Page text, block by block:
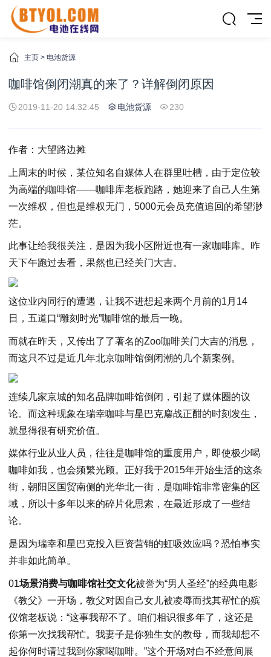
主页 > 电池货源
咖啡馆倒闭潮真的来了？详解倒闭原因
2019-11-20 14:32:45 电池货源 230
作者：大望路边摊
上周末的时候，某位知名自媒体人在群里吐槽，由于定位较
为高端的咖啡馆——咖啡库老板跑路，她迎来了自己人生第
一次维权，但也是维权无门，5000元会员充值追回的希望渺
茫。
此事让给我很关注，是因为我小区附近也有一家咖啡库。昨
天下午跑过去看，果然也已经关门大吉。
这位业内同行的遭遇，让我不进想起来两个月前的1月14
日，五道口“雕刻时光”咖啡馆的最后一晚。
而就在昨天，又传出了了著名的Zoo咖啡关门大吉的消息，
而这只不过是近几年北京咖啡馆倒闭潮的几个新案例。
连续几家京城的知名品牌咖啡馆倒闭，引起了媒体圈的议
论。而这种现象在瑞幸咖啡与星巴克鏖战正酣的时刻发生，
就显得很有研究价值。
媒体行业从业人员，往往是咖啡馆的重度用户，即使极少喝
咖啡如我，也会频繁光顾。正好我于2015年开始生活的这条
街，朝阳区国贸南侧的光华北一街，是咖啡馆非常密集的区
域，所以十多年以来的碎片化思索，在最近形成了一些结
论。
是因为瑞幸和星巴克投入巨资营销的虹吸效应吗？恐怕事实
并非如此简单。
01场景消费与咖啡馆社交文化被誉为“男人圣经”的经典电影
《教父》一开场，教父对因自己女儿被凌辱而找其帮忙的殡
仪馆老板说：“这事我帮不了。咱们相识很多年了，这还是
你第一次找我帮忙。我妻子是你独生女的教母，而我却想不
起你何时请过我到你家喝咖啡。”这个开场对白不经意间展